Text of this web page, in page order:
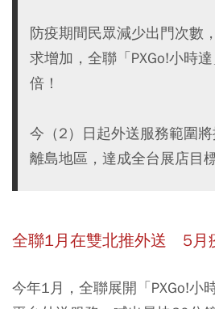
防疫期間民眾減少出門次數
求增加，全聯「PXGo!小時
倍！
今（2）日起外送服務範圍
離島地區，達成全台展店目標
全聯1月在雙北推外送 5月
今年1月，全聯展開「PXGo!小